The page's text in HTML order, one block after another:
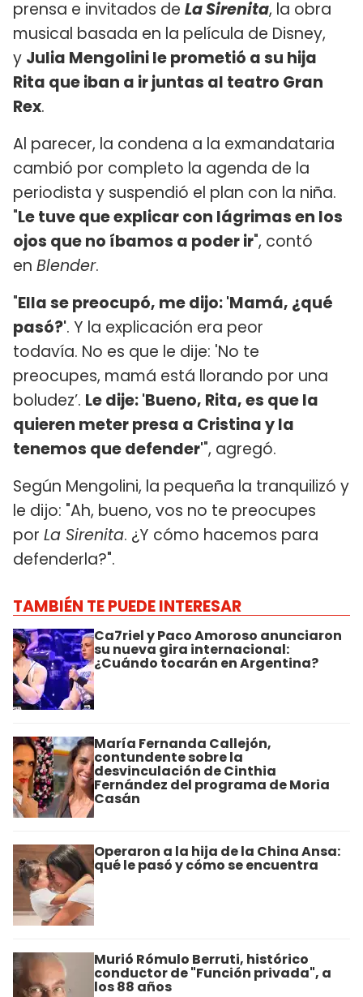
prensa e invitados de La Sirenita, la obra
musical basada en la película de Disney,
y Julia Mengolini le prometió a su hija
Rita que iban a ir juntas al teatro Gran
Rex.
Al parecer, la condena a la exmandataria
cambió por completo la agenda de la
periodista y suspendió el plan con la niña.
"Le tuve que explicar con lágrimas en los
ojos que no íbamos a poder ir", contó
en Blender.
"Ella se preocupó, me dijo: 'Mamá, ¿qué
pasó?'. Y la explicación era peor
todavía. No es que le dije: 'No te
preocupes, mamá está llorando por una
boludez’. Le dije: 'Bueno, Rita, es que la
quieren meter presa a Cristina y la
tenemos que defender'", agregó.
Según Mengolini, la pequeña la tranquilizó y
le dijo: "Ah, bueno, vos no te preocupes
por La Sirenita. ¿Y cómo hacemos para
defenderla?".
TAMBIÉN TE PUEDE INTERESAR
Ca7riel y Paco Amoroso anunciaron
su nueva gira internacional:
¿Cuándo tocarán en Argentina?
María Fernanda Callejón,
contundente sobre la
desvinculación de Cinthia
Fernández del programa de Moria
Casán
Operaron a la hija de la China Ansa:
qué le pasó y cómo se encuentra
Murió Rómulo Berruti, histórico
conductor de "Función privada", a
los 88 años